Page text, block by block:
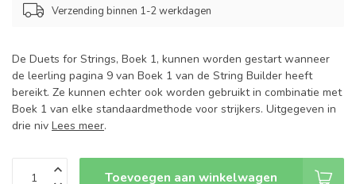
Verzending binnen 1-2 werkdagen
De Duets for Strings, Boek 1, kunnen worden gestart wanneer
de leerling pagina 9 van Boek 1 van de String Builder heeft
bereikt. Ze kunnen echter ook worden gebruikt in combinatie met
Boek 1 van elke standaardmethode voor strijkers. Uitgegeven in
drie niv Lees meer.
Toevoegen aan winkelwagen